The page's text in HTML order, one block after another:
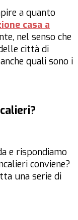
a quanto
casa a
nel senso che
città di
quali sono i
e rispondiamo
conviene?
una serie di